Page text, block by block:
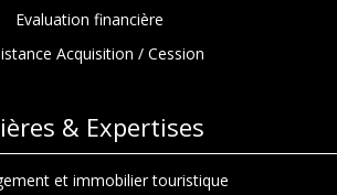
Evaluation financière
Acquisition / Cession
& Expertises
et immobilier touristique